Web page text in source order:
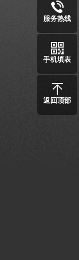
服务热线
手机填表
返回顶部